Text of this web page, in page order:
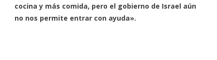
cocina y más comida, pero el gobierno de Israel aún
no nos permite entrar con ayuda».